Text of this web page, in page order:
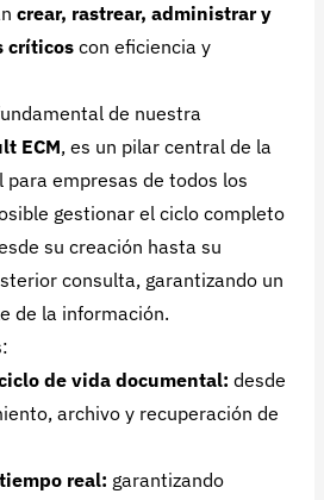
crear, rastrear, administrar y
críticos con eficiencia y
de nuestra
ECM, es un pilar central de la
empresas de todos los
gestionar el ciclo completo
su creación hasta su
consulta, garantizando un
de la información.
de vida documental: desde
archivo y recuperación de
real: garantizando